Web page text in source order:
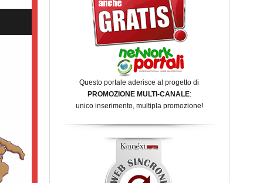
Questo portale aderisce al progetto di
PROMOZIONE MULTI-CANALE:
unico inserimento, multipla promozione!